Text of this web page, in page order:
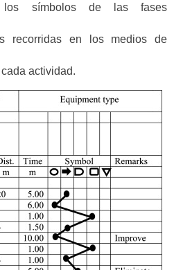
símbolos de las fases
recorridas en los medios de
actividad.